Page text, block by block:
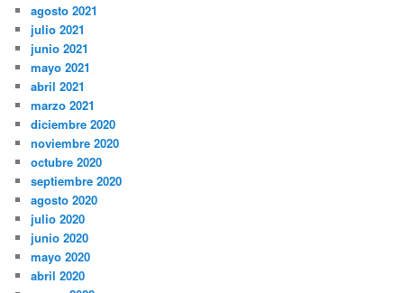
agosto 2021
julio 2021
junio 2021
mayo 2021
abril 2021
marzo 2021
diciembre 2020
noviembre 2020
octubre 2020
septiembre 2020
agosto 2020
julio 2020
junio 2020
mayo 2020
abril 2020